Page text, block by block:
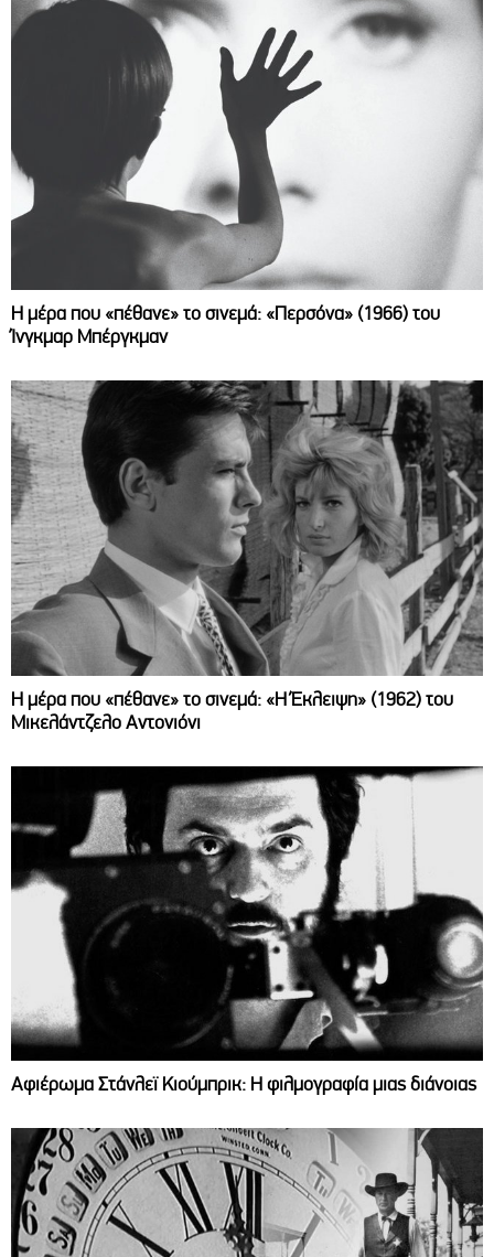
Η μέρα που «πέθανε» το σινεμά: «Περσόνα» (1966) του
Ίνγκμαρ Μπέργκμαν
Η μέρα που «πέθανε» το σινεμά: «Η Έκλειψη» (1962) του
Μικελάντζελο Αντονιόνι
Αφιέρωμα Στάνλεϊ Κιούμπρικ: Η φιλμογραφία μιας διάνοιας